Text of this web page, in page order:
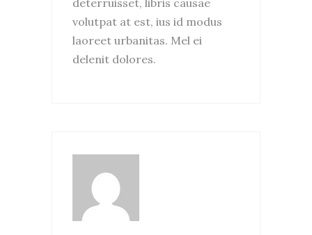
deterruisset, libris causae
volutpat at est, ius id modus
laoreet urbanitas. Mel ei
delenit dolores.